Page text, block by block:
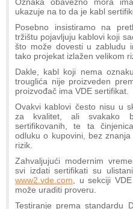
ukazuje na to da je kabl
Posebno insistiramo na
tržištu pojavljuju kablovi koji
što može dovesti u zabludu
tako projekat izlažen velikom
Dakle, kabl koji nema
trouglića nije proizveden
proizvođač ima VDE sertifikat.
Ovakvi kablovi često nisu u
za kvalitet, ali svakako
sertifikovanih, te ta
odluku o kupovini, bez
rizik.
Zahvaljujući modernim
svi izdati sertifikati su
www2.vde.com , u sekciji
može uraditi proveru.
Testiranje prema standardu